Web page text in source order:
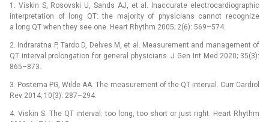
1. Viskin S, Rosovski U, Sands AJ, et al. Inaccurate electrocardiographic
interpretation of long QT: the majority of physicians cannot recognize
a long QT when they see one. Heart Rhythm 2005; 2(6): 569–574.
2. Indraratna P, Tardo D, Delves M, et al. Measurement and management of
QT interval prolongation for general physicians. J Gen Int Med 2020; 35(3):
865–873.
3. Postema PG, Wilde AA. The measurement of the QT interval. Curr Cardiol
Rev 2014; 10(3): 287–294.
4. Viskin S. The QT interval: too long, too short or just right. Heart Rhythm